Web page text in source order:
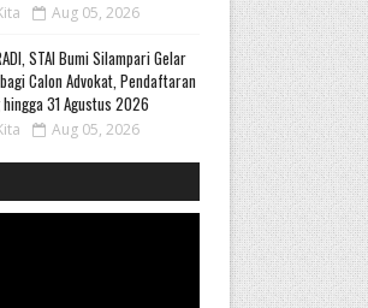
Aug 05, 2026
STAI Bumi Silampari Gelar
Calon Advokat, Pendaftaran
31 Agustus 2026
Aug 05, 2026